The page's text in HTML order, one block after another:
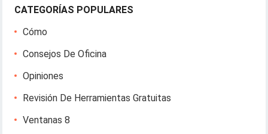
CATEGORÍAS POPULARES
Cómo
Consejos De Oficina
Opiniones
Revisión De Herramientas Gratuitas
Ventanas 8